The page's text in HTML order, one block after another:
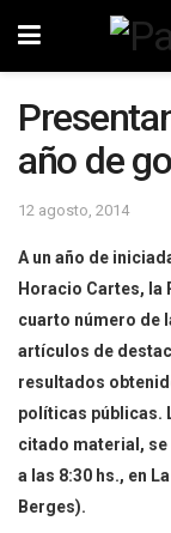
año de
12 agosto, 2014
A un año de
Horacio Cartes, la
cuarto número de
artículos de
resultados
políticas públicas.
citado material, se
a las 8:30 hs., en
Berges).